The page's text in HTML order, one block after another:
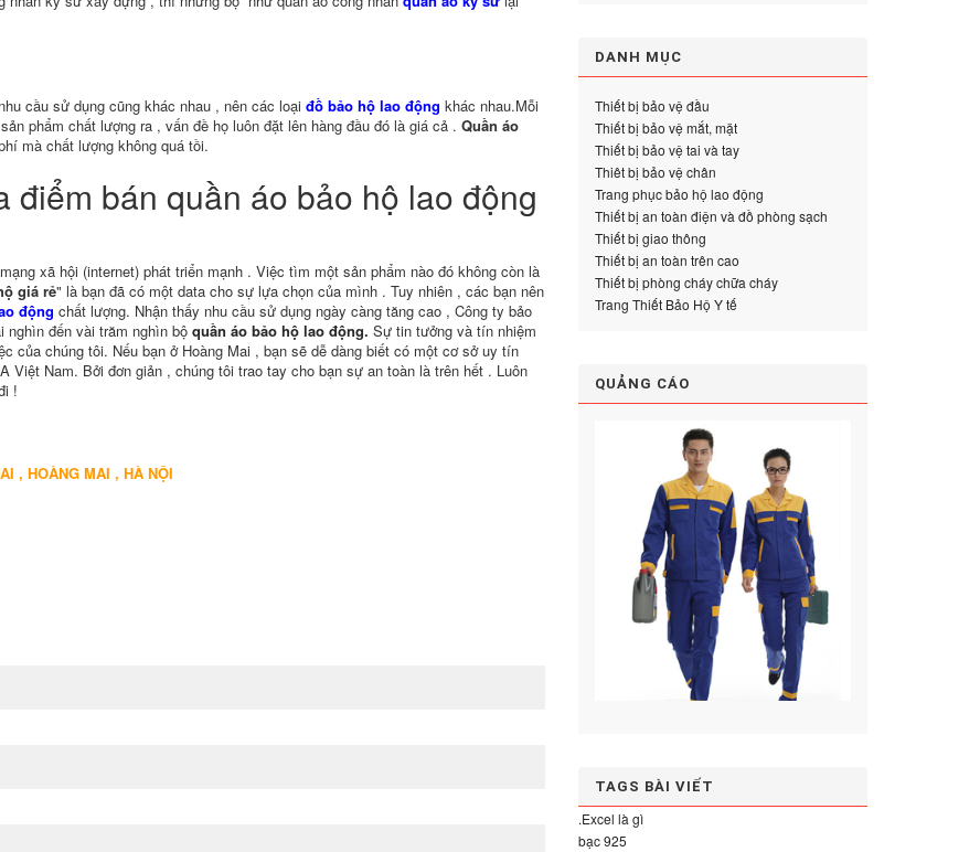
cầu sử dụng cũng khác nhau , nên các loại đồ bảo hộ lao động khác nhau.Mỗi
phẩm chất lượng ra , vấn đề họ luôn đặt lên hàng đầu đó là giá cả . Quần áo
mà chất lượng không quá tồi.
điểm bán quần áo bảo hộ lao động
xã hội (internet) phát triển mạnh . Việc tìm một sản phẩm nào đó không còn là
giá rẻ" là bạn đã có một data cho sự lựa chọn của mình . Tuy nhiên , các bạn nên
động chất lượng. Nhận thấy nhu cầu sử dụng ngày càng tăng cao , Công ty bảo
nghìn đến vài trăm nghìn bộ quần áo bảo hộ lao động. Sự tin tưởng và tín nhiệm
của chúng tôi. Nếu bạn ở Hoàng Mai , bạn sẽ dễ dàng biết có một cơ sở uy tín
Việt Nam. Bởi đơn giản , chúng tôi trao tay cho bạn sự an toàn là trên hết . Luôn
!
, HOÀNG MAI , HÀ NỘI
DANH MỤC
Thiết bị bảo vệ đầu
Thiết bị bảo vệ mắt, mặt
Thiết bị bảo vệ tai và tay
Thiêt bị bảo vệ chân
Trang phục bảo hộ lao động
Thiết bị an toàn điện và đồ phòng sạch
Thiết bị giao thông
Thiết bị an toàn trên cao
Thiết bị phòng cháy chữa cháy
Trang Thiết Bảo Hộ Y tế
QUẢNG CÁO
TAGS BÀI VIẾT
.Excel là gì
bạc 925